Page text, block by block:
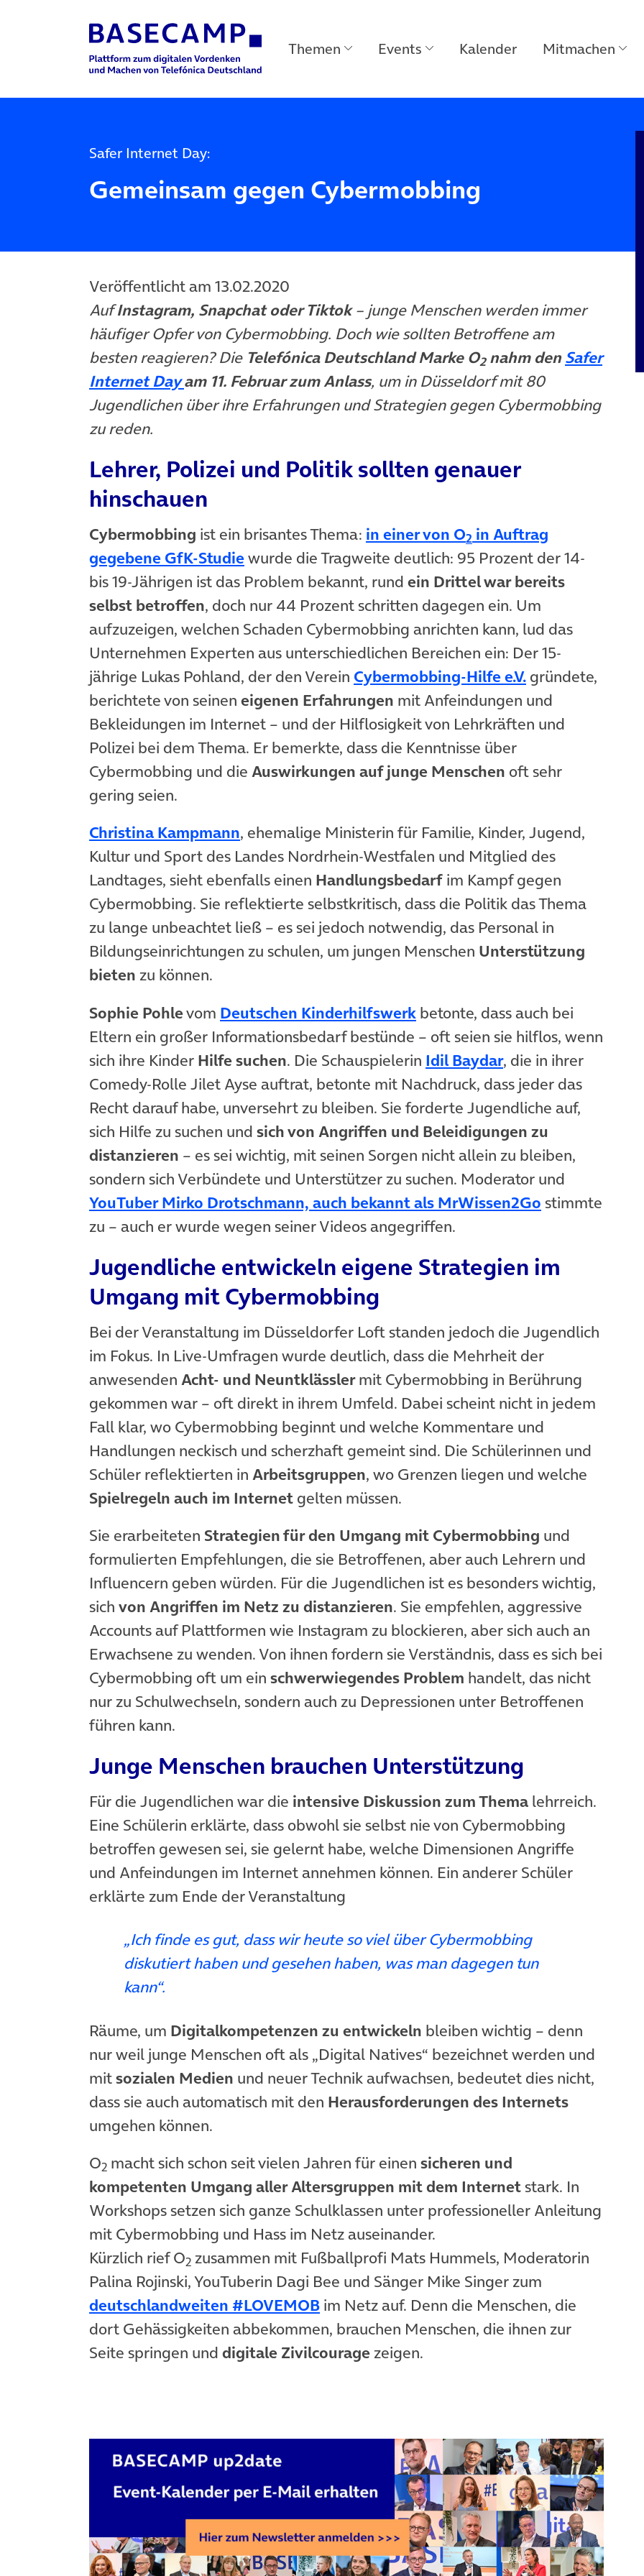
Main Navigation Themen Events Kalender Mitmachen
Safer Internet Day:
Gemeinsam gegen Cybermobbing
Veröffentlicht am 13.02.2020
AufInstagram, Snapchat oder Tiktok– junge Menschen werden immer
häufiger Opfer von Cybermobbing. Doch wie sollten Betroffene am
besten reagieren? Die Telefónica Deutschland Marke O2nahm den Safer
Internet Dayam 11. Februar zum Anlass, um in Düsseldorf mit 80
Jugendlichen über ihre Erfahrungen und Strategien gegen Cybermobbing
zu reden.
Lehrer, Polizei und Politik sollten genauer
hinschauen
Cybermobbing ist ein brisantes Thema: in einer von O2 in Auftrag
gegebene GfK-Studiewurde die Tragweite deutlich: 95 Prozent der 14-
bis 19-Jährigen ist das Problem bekannt, rund ein Drittel war bereits
selbst betroffen, doch nur 44 Prozent schritten dagegen ein. Um
aufzuzeigen, welchen Schaden Cybermobbing anrichten kann, lud das
Unternehmen Experten aus unterschiedlichen Bereichen ein: Der 15-
jährige Lukas Pohland, der den Verein Cybermobbing-Hilfe e.V. gründete,
berichtete von seinen eigenen Erfahrungen mit Anfeindungen und
Bekleidungen im Internet – und der Hilflosigkeit von Lehrkräften und
Polizei bei dem Thema. Er bemerkte, dass die Kenntnisse über
Cybermobbing und die Auswirkungen auf junge Menschen oft sehr
gering seien.
Christina Kampmann, ehemalige Ministerin für Familie, Kinder, Jugend,
Kultur und Sport des Landes Nordrhein-Westfalen und Mitglied des
Landtages, sieht ebenfalls einen Handlungsbedarf im Kampf gegen
Cybermobbing. Sie reflektierte selbstkritisch, dass die Politik das Thema
zu lange unbeachtet ließ – es sei jedoch notwendig, das Personal in
Bildungseinrichtungen zu schulen, um jungen Menschen Unterstützung
bieten zu können.
Sophie Pohlevom Deutschen Kinderhilfswerk betonte, dass auch bei
Eltern ein großer Informationsbedarf bestünde – oft seien sie hilflos, wenn
sich ihre Kinder Hilfe suchen. Die Schauspielerin Idil Baydar, die in ihrer
Comedy-Rolle Jilet Ayse auftrat, betonte mit Nachdruck, dass jeder das
Recht darauf habe, unversehrt zu bleiben. Sie forderte Jugendliche auf,
sich Hilfe zu suchen und sich von Angriffen und Beleidigungen zu
distanzieren – es sei wichtig, mit seinen Sorgen nicht allein zu bleiben,
sondern sich Verbündete und Unterstützer zu suchen. Moderator und
YouTuber Mirko Drotschmann, auch bekannt als MrWissen2Go (öffnet in
stimmte
zu – auch er wurde wegen seiner Videos angegriffen.
Jugendliche entwickeln eigene Strategien im
Umgang mit Cybermobbing
Bei der Veranstaltung im Düsseldorfer Loft standen jedoch die Jugendlich
im Fokus. In Live-Umfragen wurde deutlich, dass die Mehrheit der
anwesenden Acht- und Neuntklässlermit Cybermobbing in Berührung
gekommen war – oft direkt in ihrem Umfeld. Dabei scheint nicht in jedem
Fall klar, wo Cybermobbing beginnt und welche Kommentare und
Handlungen neckisch und scherzhaft gemeint sind. Die Schülerinnen und
Schüler reflektierten in Arbeitsgruppen, wo Grenzen liegen und welche
Spielregeln auch im Internet gelten müssen.
Sie erarbeiteten Strategien für den Umgang mit Cybermobbing und
formulierten Empfehlungen, die sie Betroffenen, aber auch Lehrern und
Influencern geben würden. Für die Jugendlichen ist es besonders wichtig,
sich von Angriffen im Netz zu distanzieren. Sie empfehlen, aggressive
Accounts auf Plattformen wie Instagram zu blockieren, aber sich auch an
Erwachsene zu wenden. Von ihnen fordern sie Verständnis, dass es sich bei
Cybermobbing oft um ein schwerwiegendes Problem handelt, das nicht
nur zu Schulwechseln, sondern auch zu Depressionen unter Betroffenen
führen kann.
Junge Menschen brauchen Unterstützung
Für die Jugendlichen war die intensive Diskussion zum Thema lehrreich.
Eine Schülerin erklärte, dass obwohl sie selbst nie von Cybermobbing
betroffen gewesen sei, sie gelernt habe, welche Dimensionen Angriffe
und Anfeindungen im Internet annehmen können. Ein anderer Schüler
erklärte zum Ende der Veranstaltung
„Ich finde es gut, dass wir heute so viel über Cybermobbing
diskutiert haben und gesehen haben, was man dagegen tun
kann“.
Räume, um Digitalkompetenzen zu entwickeln bleiben wichtig – denn
nur weil junge Menschen oft als „Digital Natives“ bezeichnet werden und
mitsozialen Medien und neuer Technik aufwachsen, bedeutet dies nicht,
dass sie auch automatisch mit den Herausforderungen des Internets
umgehen können.
O2 macht sich schon seit vielen Jahren für einen sicheren und
kompetenten Umgang aller Altersgruppen mit dem Internetstark. In
Workshops setzen sich ganze Schulklassen unter professioneller Anleitung
mit Cybermobbing und Hass im Netz auseinander.
Kürzlich rief O2 zusammen mit Fußballprofi Mats Hummels, Moderatorin
Palina Rojinski, YouTuberin Dagi Bee und Sänger Mike Singer zum
deutschlandweiten #LOVEMOB(öffnet in neuem Tab)
im Netz auf. Denn die Menschen, die
dort Gehässigkeiten abbekommen, brauchen Menschen, die ihnen zur
Seite springen und digitale Zivilcourage zeigen.